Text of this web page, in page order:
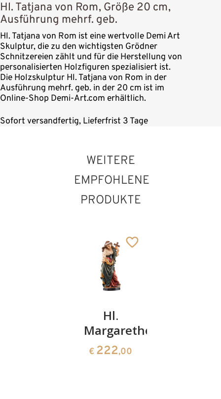
Hl. Tatjana von Rom, Größe 20 cm,
Ausführung mehrf. geb.
Hl. Tatjana von Rom ist eine wertvolle Demi Art
Skulptur, die zu den wichtigsten Grödner
Schnitzereien zählt und für die Herstellung von
personalisierten Holzfiguren spezialisiert ist.
Die Holzskulptur Hl. Tatjana von Rom in der
Ausführung mehrf. geb. in der 20 cm ist im
Online-Shop Demi-Art.com erhältlich.
Sofort versandfertig, Lieferfrist 3 Tage
WEITERE
EMPFOHLENE
PRODUKTE
Hl.
Margarethe
€ 222,00